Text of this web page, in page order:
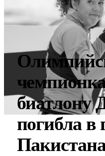
биатлону
погибла в